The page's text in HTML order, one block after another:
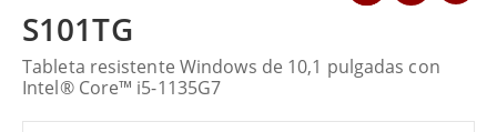
S101TG
Tableta resistente Windows de 10,1 pulgadas con
Intel® Core™ i5-1135G7